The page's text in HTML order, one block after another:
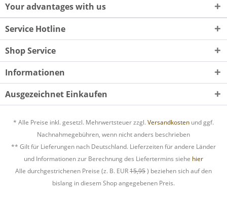
Your advantages with us
Service Hotline
Shop Service
Informationen
Ausgezeichnet Einkaufen
* Alle Preise inkl. gesetzl. Mehrwertsteuer zzgl. Versandkosten und ggf.
Nachnahmegebühren, wenn nicht anders beschrieben
** Gilt für Lieferungen nach Deutschland. Lieferzeiten für andere Länder
und Informationen zur Berechnung des Liefertermins siehe hier
Alle durchgestrichenen Preise (z. B. EUR15,95) beziehen sich auf den
bislang in diesem Shop angegebenen Preis.